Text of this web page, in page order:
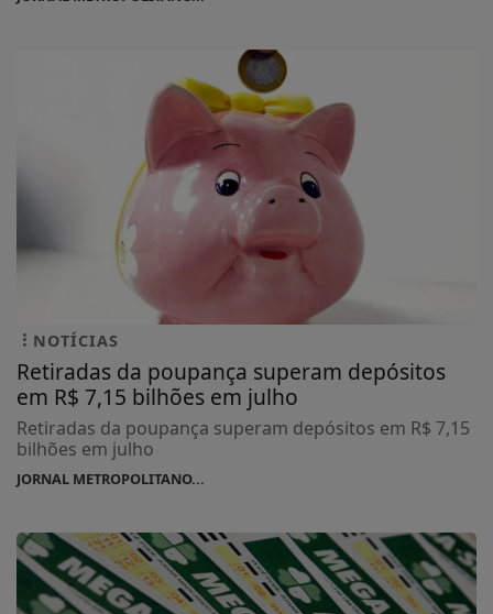
NOTÍCIAS
Retiradas da poupança superam depósitos
em R$ 7,15 bilhões em julho
Retiradas da poupança superam depósitos em R$ 7,15
bilhões em julho
JORNAL METROPOLITANO...